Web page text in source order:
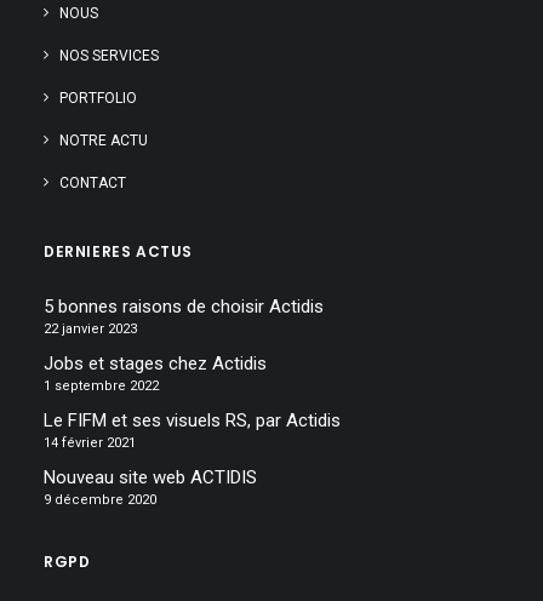
NOUS
NOS SERVICES
PORTFOLIO
NOTRE ACTU
CONTACT
DERNIERES ACTUS
5 bonnes raisons de choisir Actidis
22 janvier 2023
Jobs et stages chez Actidis
1 septembre 2022
Le FIFM et ses visuels RS, par Actidis
14 février 2021
Nouveau site web ACTIDIS
9 décembre 2020
RGPD